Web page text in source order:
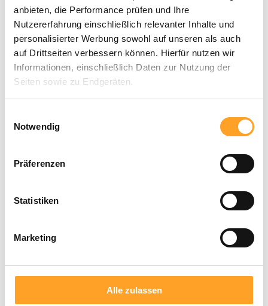
anbieten, die Performance prüfen und Ihre
Nutzererfahrung einschließlich relevanter Inhalte und
personalisierter Werbung sowohl auf unseren als auch
auf Drittseiten verbessern können. Hierfür nutzen wir
Informationen, einschließlich Daten zur Nutzung der
Seiten sowie zu Endgeräten.
Verwendung dieser Technologien ein. Unter „Anpassen“
können Sie eine Auswahl der Dienste vornehmen oder
diese ablehnen. Die Einwilligung können Sie jederzeit mit
Wirkung für die Zukunft einzeln widerrufen oder ändern.
Notwendig
Präferenzen
Statistiken
Marketing
Alle zulassen
zzgl. Versandkosten